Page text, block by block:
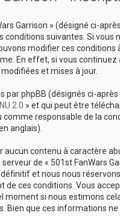
Garrison » (désigné ci-
conditions suivantes. Si vous
modifier ces
En effet, si vous
et mises à jour.
par phpBB (désignés ci-
2.0 » et qui peut être
responsable de la
anglais).
aucun contenu à caractère
de « 501st FanWars
et nous nous
de ces conditions. Vous
moment si nous estimons
Bien que ces informations